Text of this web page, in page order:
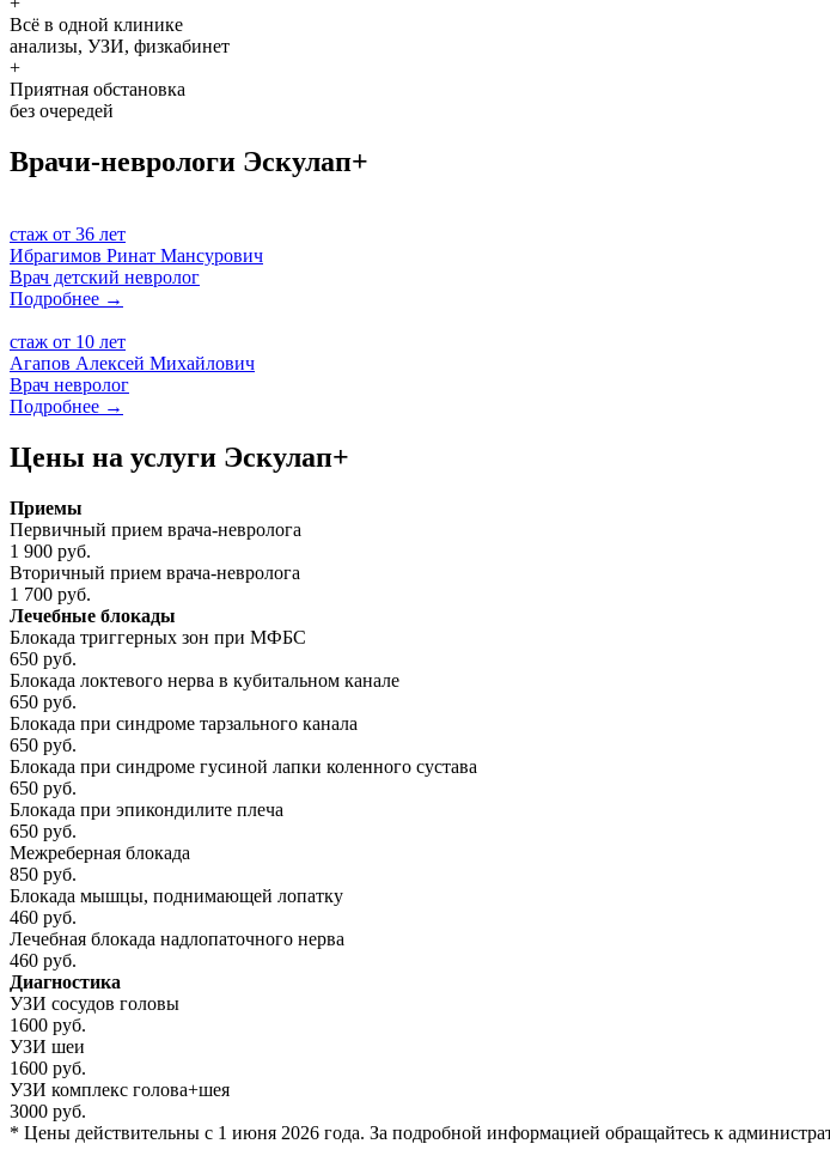
Всё в одной клинике
анализы, УЗИ, физкабинет
+
Приятная обстановка
без очередей
Врачи-неврологи Эскулап+
стаж от 36 лет
Ибрагимов Ринат Мансурович
Врач детский невролог
Подробнее →
стаж от 10 лет
Агапов Алексей Михайлович
Врач невролог
Подробнее →
Цены на услуги Эскулап+
Приемы
Первичный прием врача-невролога
1 900 руб.
Вторичный прием врача-невролога
1 700 руб.
Лечебные блокады
Блокада триггерных зон при МФБС
650 руб.
Блокада локтевого нерва в кубитальном канале
650 руб.
Блокада при синдроме тарзального канала
650 руб.
Блокада при синдроме гусиной лапки коленного сустава
650 руб.
Блокада при эпикондилите плеча
650 руб.
Межреберная блокада
850 руб.
Блокада мышцы, поднимающей лопатку
460 руб.
Лечебная блокада надлопаточного нерва
460 руб.
Диагностика
УЗИ сосудов головы
1600 руб.
УЗИ шеи
1600 руб.
УЗИ комплекс голова+шея
3000 руб.
* Цены действительны с 1 июня 2026 года. За подробной информацией обращайтесь к